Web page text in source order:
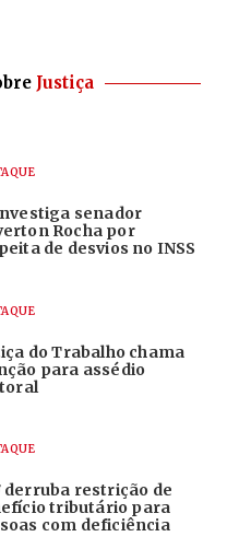
Justiça
senador
Rocha por
de desvios no INSS
do Trabalho chama
para assédio
derruba restrição de
tributário para
com deficiência